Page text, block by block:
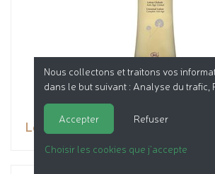
Lotion Globale Anti-âge Global
Nous collectons et traitons vos
dans le but suivant : Analyse du trafic,
Accepter Refuser
Choisir les cookies que j'accepte